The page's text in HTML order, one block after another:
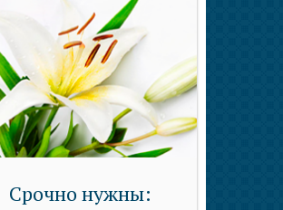
Срочно нужны: